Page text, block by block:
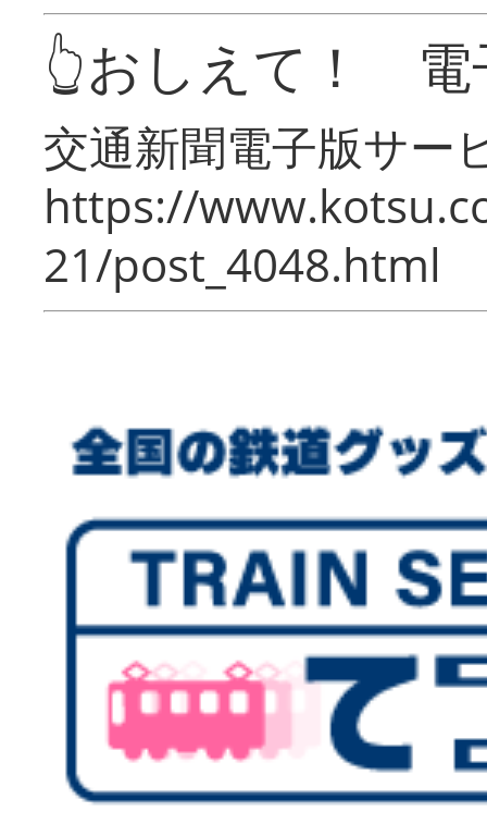
👆おしえて！ 電
交通新聞電子版サー
https://
21/post_4048.html